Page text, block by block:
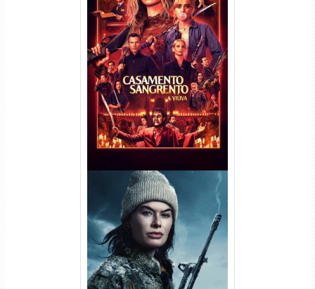
Casamento Sangrento: A
Viúva Torrent (2026) WEB-DL
720p/1080p/4K Dual Áudio
Balística Torrent (2025) WEB-
DL 1080p Dual Áudio